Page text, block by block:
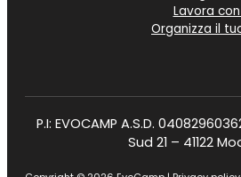
Lavora
Organizza il
P.I: EVOCAMP A.S.D.
Sud 21 – 41122